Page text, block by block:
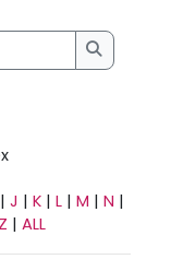
Search
|J |K |L |M |N |
Z |ALL